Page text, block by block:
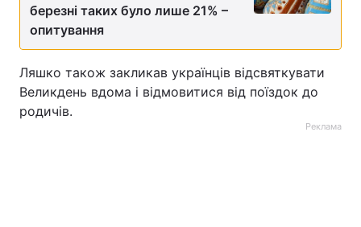
березні таких було лише 21% –
опитування
Ляшко також закликав українців відсвяткувати
Великдень вдома і відмовитися від поїздок до
родичів.
Реклама